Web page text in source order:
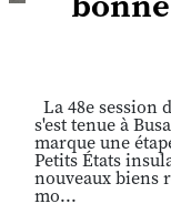
La 48e session
s'est tenue à
marque une
Petits États
nouveaux biens
mo...